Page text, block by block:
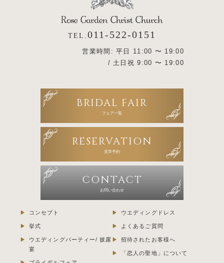
TEL. 011-522-0151
営業時間: 平日 11:00 〜 19:00
/ 土日祝 9:00 〜 19:00
BRIDAL FAIR
フェア一覧
RESERVATION
見学予約
CONTACT
お問い合わせ
コンセプト
挙式
ウエディングパーティー/ 披露
宴
ウエディングドレス
よくあるご質問
招待されたお客様へ
「恋人の聖地」について